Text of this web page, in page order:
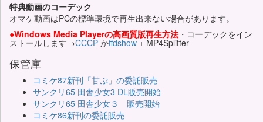
特典動画のコーデック
オマケ動画はPCの標準環境で再生出来ない場合があります。
●Windows Media Playerの高画質版再生方法 ・コーデックをイン
ストールします→CCCP かffdshow + MP4Splitter
保管庫
コミケ87新刊「甘ぷ」の委託販売
サンクリ65 田舎少女3 DL販売開始
サンクリ65 田舎少女３ 販売開始
コミケ86新刊の委託販売